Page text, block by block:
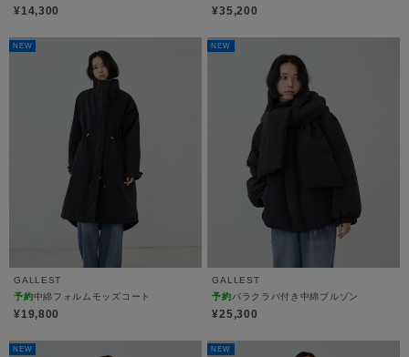
¥14,300 ¥35,200
NEW
GALLEST
予約中綿フォルムモッズコート
¥19,800
NEW
GALLEST
予約バラクラバ付き中綿ブルゾン
¥25,300
NEW NEW